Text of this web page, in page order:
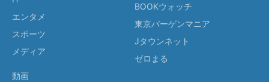
エンタメ
スポーツ
メディア
動画
BOOKウォッチ
東京バーゲンマニア
Jタウンネット
ゼロまる